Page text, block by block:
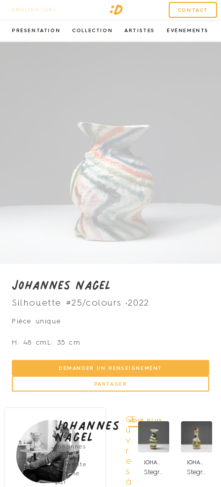
ENGLISH (UK) CONTACT
PRÉSENTATION COLLECTION ARTISTES ÉVÉNEMENTS
Johannes Nagel
Silhouette #25/colours •2022
Pièce unique
H: 48 cm L: 35 cm
DEMANDER UN RENSEIGNEMENT
PARTAGER
Johannes
Nagel
Johannes
Nagel
réinvente
le vase
par
Œ
u
v
r
e
s
à
VOIR PLUS
JOHANNES NAGEL
Stegreif # 152
JOHANNES NAGEL
Stegreif # 151/ dots